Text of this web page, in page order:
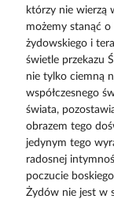
którzy nie wierzą
możemy stanąć o
żydowskiego i
świetle przekazu
nie tylko ciemną
współczesnego
świata,
obrazem tego
jedynym tego
radosnej
poczucie
Żydów nie jest w